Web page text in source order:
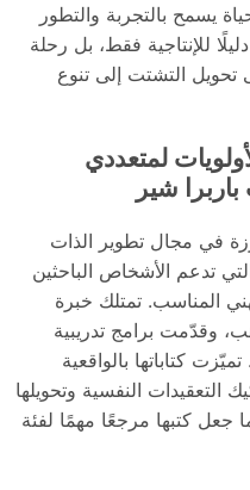
يسمح بالتجربة والتطور
للإنتاجية فقط، بل رحلة
تحويل التشتت إلى تنوع
لمتعددي
شير
في مجال تطوير الذات
تدعم الأشخاص الباحثين
المناسب. تمتلك خبرة
وقدّمت برامج تدريبية
كتاباتها بالواقعية
التعقيدات النفسية وتحويلها
جعل كتبها مرجعًا مهمًا لفئة